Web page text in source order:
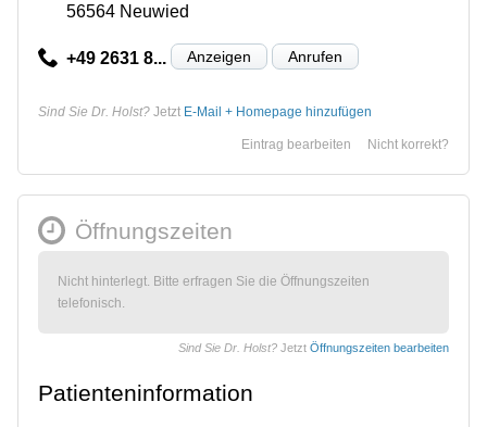
56564 Neuwied
+49 2631 8... Anzeigen Anrufen
Sind Sie Dr. Holst? Jetzt E-Mail + Homepage hinzufügen
Nicht korrekt?
Eintrag bearbeiten
Öffnungszeiten
Nicht hinterlegt. Bitte erfragen Sie die Öffnungszeiten
telefonisch.
Sind Sie Dr. Holst? Jetzt Öffnungszeiten bearbeiten
Patienteninformation